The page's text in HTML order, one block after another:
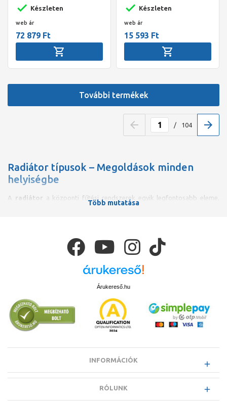
Készleten
web ár
72 879 Ft
Készleten
web ár
15 593 Ft
További termékek
/ 104
Radiátor típusok – Megoldások minden
helyiségbe
A radiátor a központi fűtési rendszerek egyik legfontosabb eleme,
amelynek kiválasztása során nemcsak a hőleadás hatékonyságát,
választás még az
alumínium tagos radiátor
tagosíthatóságának köszönhetően szűkebb helyekre is könnyen
praktikus, hanem stílusos megoldás is egyben, hiszen a fűtés mellett a
öntöttvas tagos radiátorok helyettesítésére pedig kiváló választást
kínálnak a modern tagos radiátorok, melyek korszerű megoldást
nyújtanak a hagyományos megjelenés megtartása mellett.
Több mutatása
Árukereső.hu
INFORMÁCIÓK
RÓLUNK